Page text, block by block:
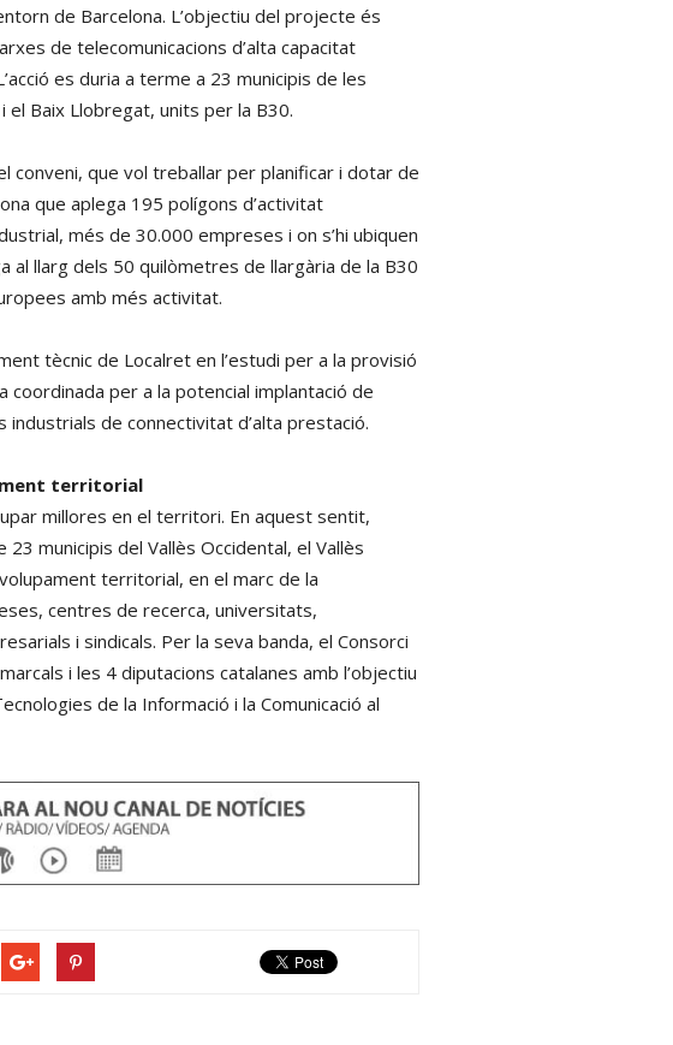
de Barcelona. L’objectiu del projecte és
de telecomunicacions d’alta capacitat
es duria a terme a 23 municipis de les
el Baix Llobregat, units per la B30.
conveni, que vol treballar per planificar i dotar de
que aplega 195 polígons d’activitat
més de 30.000 empreses i on s’hi ubiquen
llarg dels 50 quilòmetres de llargària de la B30
amb més activitat.
tècnic de Localret en l’estudi per a la provisió
per a la potencial implantació de
de connectivitat d’alta prestació.
territorial
millores en el territori. En aquest sentit,
municipis del Vallès Occidental, el Vallès
territorial, en el marc de la
centres de recerca, universitats,
i sindicals. Per la seva banda, el Consorci
i les 4 diputacions catalanes amb l’objectiu
de la Informació i la Comunicació al